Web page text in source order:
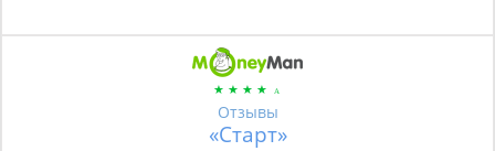
Отзывы
«Старт»